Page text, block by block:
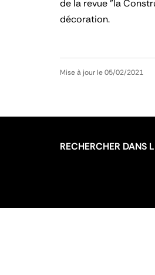
de la revue "la
décoration.
Mise à jour le 05/02/2021
RECHERCHER DANS